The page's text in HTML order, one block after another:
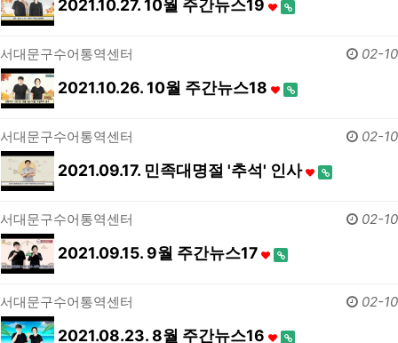
2021.10.27. 10월 주간뉴스19
서대문구수어통역센터 02-10
2021.10.26. 10월 주간뉴스18
서대문구수어통역센터 02-10
2021.09.17. 민족대명절 '추석' 인사
서대문구수어통역센터 02-10
2021.09.15. 9월 주간뉴스17
서대문구수어통역센터 02-10
2021.08.23. 8월 주간뉴스16